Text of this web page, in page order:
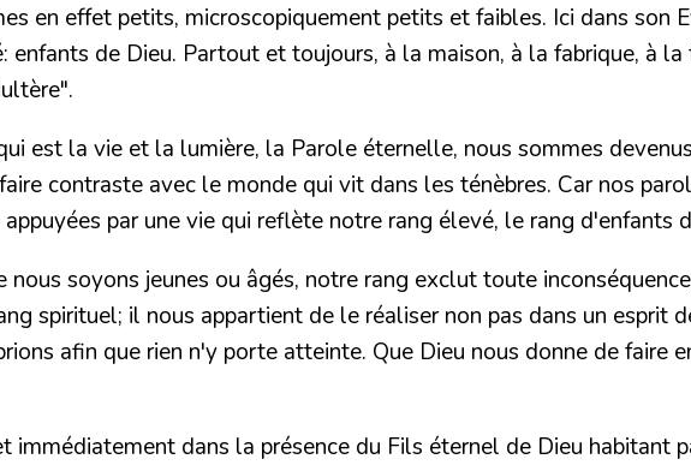
en effet petits, microscopiquement petits et faibles. Ici dans son
de Dieu. Partout et toujours, à la maison, à la fabrique, à la
est la vie et la lumière, la Parole éternelle, nous sommes
contraste avec le monde qui vit dans les ténèbres. Car nos
par une vie qui reflète notre rang élevé, le rang d'enfants
soyons jeunes ou âgés, notre rang exclut toute
spirituel; il nous appartient de le réaliser non pas dans un esprit
afin que rien n'y porte atteinte. Que Dieu nous donne de faire
immédiatement dans la présence du Fils éternel de Dieu habitant